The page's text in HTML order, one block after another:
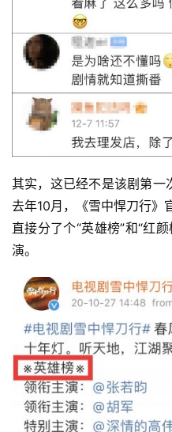
其实，这已经不是该剧第一
去年10月，《雪中悍刀行》
直接分了个“英雄榜”和“红
演。